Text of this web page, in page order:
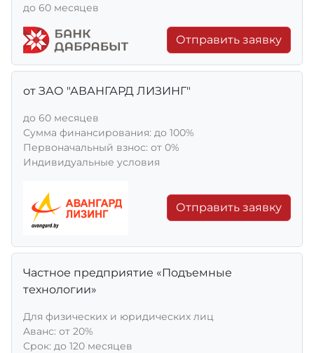
до 60 месяцев
Отправить заявку
от ЗАО "АВАНГАРД ЛИЗИНГ"
до 60 месяцев
Сумма финансирования: до 100%
Первоначальный взнос: от 0%
Индивидуальные условия
Отправить заявку
Частное предприятие «Подъемные
технологии»
Для физических и юридических лиц
Aванс: от 20%
Срок: до 120 месяцев